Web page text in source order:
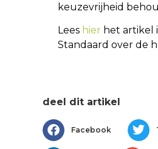
keuzevrijheid
Lees hier het artikel
Standaard over de
deel dit artikel
Facebook